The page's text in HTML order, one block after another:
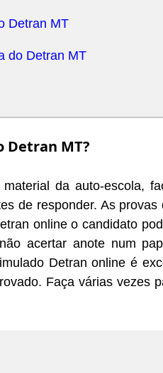
Detran MT
do Detran MT
Detran MT?
da auto-escola,
de responder. As
online o candidato
acertar anote num
Detran online é
Faça várias vezes